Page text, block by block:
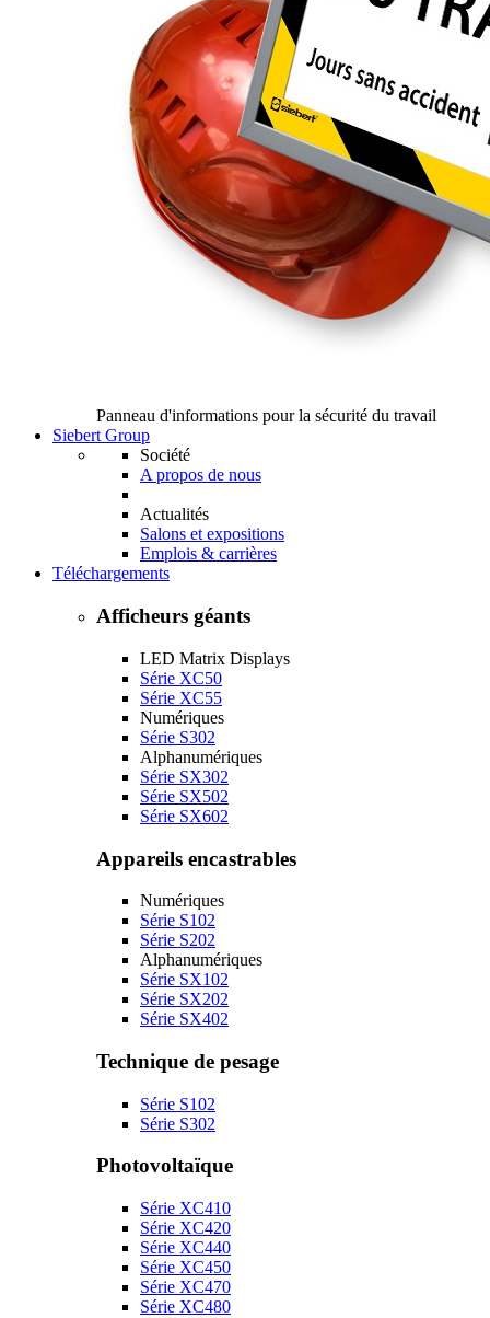
Panneau d'informations pour la sécurité du travail
Siebert Group
Société
A propos de nous
Actualités
Salons et expositions
Emplois & carrières
Téléchargements
Afficheurs géants
LED Matrix Displays
Série XC50
Série XC55
Numériques
Série S302
Alphanumériques
Série SX302
Série SX502
Série SX602
Appareils encastrables
Numériques
Série S102
Série S202
Alphanumériques
Série SX102
Série SX202
Série SX402
Technique de pesage
Série S102
Série S302
Photovoltaïque
Série XC410
Série XC420
Série XC440
Série XC450
Série XC470
Série XC480